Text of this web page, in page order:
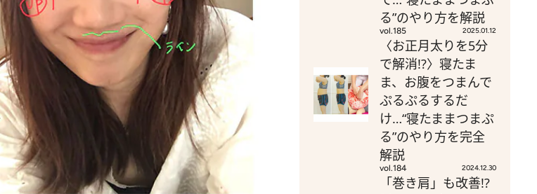
る”のやり方を解説
vol.185 2025.01.12
〈お正月太りを5分
で解消!?〉寝たま
ま、お腹をつまんで
ぷるぷるするだ
け…“寝たままつまぷ
る”のやり方を完全
解説
vol.184 2024.12.30
「巻き肩」も改善!?